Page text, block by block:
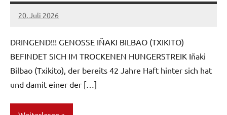
20. Juli 2026
network
DRINGEND!!! GENOSSE IÑAKI BILBAO (TXIKITO)
BEFINDET SICH IM TROCKENEN HUNGERSTREIK Iñaki
Bilbao (Txikito), der bereits 42 Jahre Haft hinter sich hat
und damit einer der […]